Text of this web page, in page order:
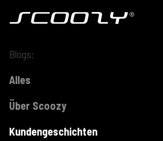
Blogs:
Alles
Über Scoozy
Kundengeschichten